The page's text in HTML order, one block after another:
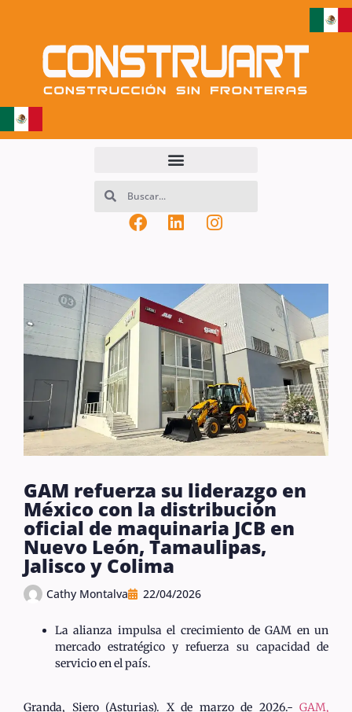
GAM refuerza su liderazgo en
México con la distribución
oficial de maquinaria JCB en
Nuevo León, Tamaulipas,
Jalisco y Colima
Cathy Montalva 22/04/2026
La alianza impulsa el crecimiento de GAM en un
mercado estratégico y refuerza su capacidad de
servicio en el país.
Granda, Siero (Asturias). X de marzo de 2026.- GAM,